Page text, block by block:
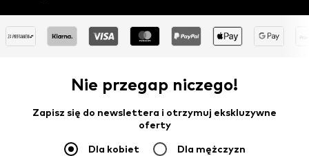
Nie przegap niczego!
Zapisz się do newslettera i otrzymuj ekskluzywne
oferty
Dla kobiet Dla mężczyzn